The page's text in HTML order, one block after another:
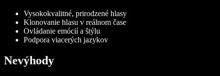
Vysokokvalitné, prirodzené hlasy
Klonovanie hlasu v reálnom čase
Ovládanie emócií a štýlu
Podpora viacerých jazykov
Nevýhody